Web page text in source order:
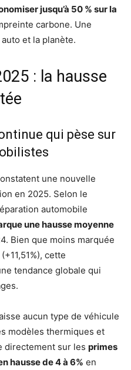
jusqu’à 50 % sur la
carbone. Une
et la planète.
: la hausse
qui pèse sur
une nouvelle
en 2025. Selon le
automobile
une hausse moyenne
Bien que moins marquée
cette
tendance globale qui
aucun type de véhicule
modèles thermiques et
directement sur les primes
hausse de 4 à 6% en